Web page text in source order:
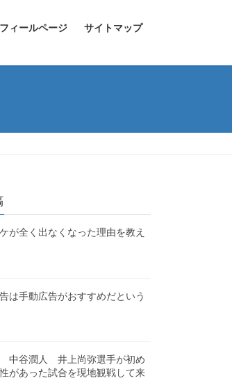
ィールページ サイトマップ
が全く出なくなった理由を教え
は手動広告がおすすめだという
谷潤人 井上尚弥選手が初め
があった試合を現地観戦して来